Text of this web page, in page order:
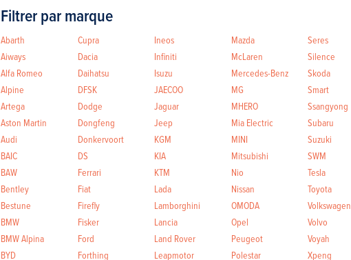
Filtrer par marque
Abarth
Aiways
Alfa Romeo
Alpine
Artega
Aston Martin
Audi
BAIC
BAW
Bentley
Bestune
BMW
BMW Alpina
BYD
Cupra
Dacia
Daihatsu
DFSK
Dodge
Dongfeng
Donkervoort
DS
Ferrari
Fiat
Firefly
Fisker
Ford
Forthing
Ineos
Infiniti
Isuzu
JAECOO
Jaguar
Jeep
KGM
KIA
KTM
Lada
Lamborghini
Lancia
Land Rover
Leapmotor
Mazda
McLaren
Mercedes-Benz
MG
MHERO
Mia Electric
MINI
Mitsubishi
Nio
Nissan
OMODA
Opel
Peugeot
Polestar
Seres
Silence
Skoda
Smart
Ssangyong
Subaru
Suzuki
SWM
Tesla
Toyota
Volkswagen
Volvo
Voyah
Xpeng